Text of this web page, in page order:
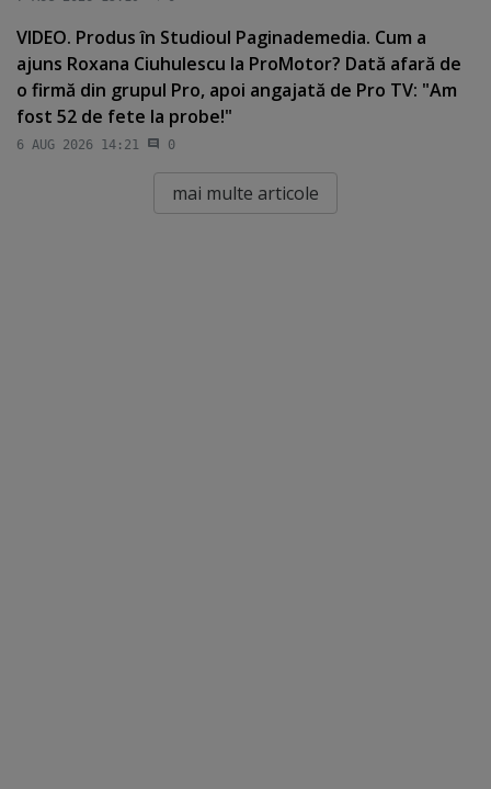
VIDEO. Produs în Studioul Paginademedia. Cum a
ajuns Roxana Ciuhulescu la ProMotor? Dată afară de
o firmă din grupul Pro, apoi angajată de Pro TV: "Am
fost 52 de fete la probe!"
6 AUG 2026 14:21 0
mai multe articole